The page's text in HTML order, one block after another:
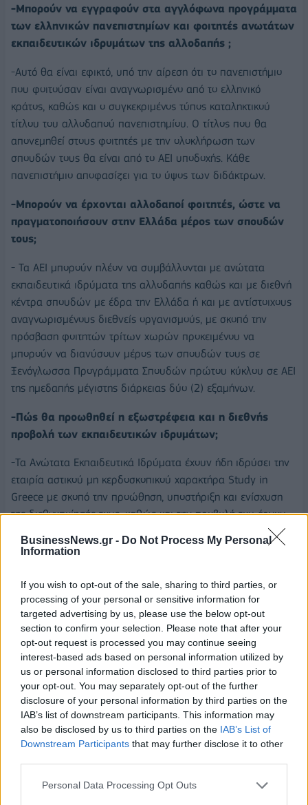
BusinessNews.gr - Do Not Process My Personal
Information
If you wish to opt-out of the sale, sharing to third parties, or
processing of your personal or sensitive information for
targeted advertising by us, please use the below opt-out
section to confirm your selection. Please note that after your
opt-out request is processed you may continue seeing
interest-based ads based on personal information utilized by
us or personal information disclosed to third parties prior to
your opt-out. You may separately opt-out of the further
disclosure of your personal information by third parties on the
IAB’s list of downstream participants. This information may
also be disclosed by us to third parties on the IAB’s List of
Downstream Participants that may further disclose it to other
Personal Data Processing Opt Outs
-Μπορούν να εγγραφούν στα αγγλόφωνα προγράμματα
των ελληνικών πανεπιστημίων και φοιτητές ανωτάτων
εκπαιδευτικών ιδρυμάτων της αλλοδαπής ;
-Αυτό θα είναι εφικτό, υπό την αίρεση ότι το πανεπιστήμιο
που φοιτούσαν είναι αναγνωρισμένο από το ελληνικό
κράτος, καθώς και ο συγκεκριμένος τύπος καταληκτικού
τίτλου του αλλοδαπού πανεπιστημίου. Ο τίτλος που θα
απονεμηθεί στους φοιτητές με την ολοκλήρωση των
σπουδών τους θα είναι από το ΑΕΙ υποδοχής. Κάθε
πανεπιστήμιο αποφασίζει για το ύψος των διδάκτρων.
-Μπορούν να έρχονται αλλοδαποί φοιτητές, ώστε να
πραγματοποιήσουν στην Ελλάδα μέρος των σπουδών
τους;
- Τα ΑΕΙ μπορούν πλέον να συμβάλλονται με ανώτατα
εκπαιδευτικά ιδρύματα της αλλοδαπής καθώς και με διεθνή
κέντρα σπουδών με έδρα την Ελλάδα ή και με αντίστοιχους
αναγνωρισμένους διεθνείς οργανισμούς, με σκοπό την
πρόσβαση φοιτητών τρίτων χωρών προκειμένου να
μπορούν να διανύσουν μέρος των σπουδών τους σε
Ξενόγλωσσα Προγράμματα Σπουδών πρώτου κύκλου σε ΑΕΙ
της ημεδαπής μέγιστης διάρκειας δύο (2) εξαμήνων.
-Πώς θα προωθηθεί η εξωστρέφεια και η διεθνής
προβολή των εκπαιδευτικών ιδρυμάτων;
-Τα Ανώτατα Εκπαιδευτικά Ιδρύματα έχουν ήδη ιδρύσει την
εταιρία αστικού μη κερδοσκοπικού χαρακτήρα Study in
Greece με σκοπό την προώθηση, υποστήριξη και ενίσχυση
της διεθνοποίησής τους, καθώς και την προβολή του έργου
Επενδύσεων (ΠΔΕ) και από τους Ειδικούς Λογαριασμούς
Κονδυλίων Έρευνας (ΕΛΚΕ) των ιδρυμάτων, ύστερα από
απόφαση των οργάνων τους.
- Μπορούν να προστεθούν Έλληνες πανεπιστημιακοί
όλων των βαθμίδων από το εξωτερικό στο δυναμικό
των ΑΕΙ;
-Για την προσέλκυση Ελλήνων επιστημόνων που ζουν και
εργάζονται στο εξωτερικό επεκτείνεται σε όλες τις βαθμίδες
καθηγητή οποιασδήποτε βαθμίδας σε πανεπιστήμια της